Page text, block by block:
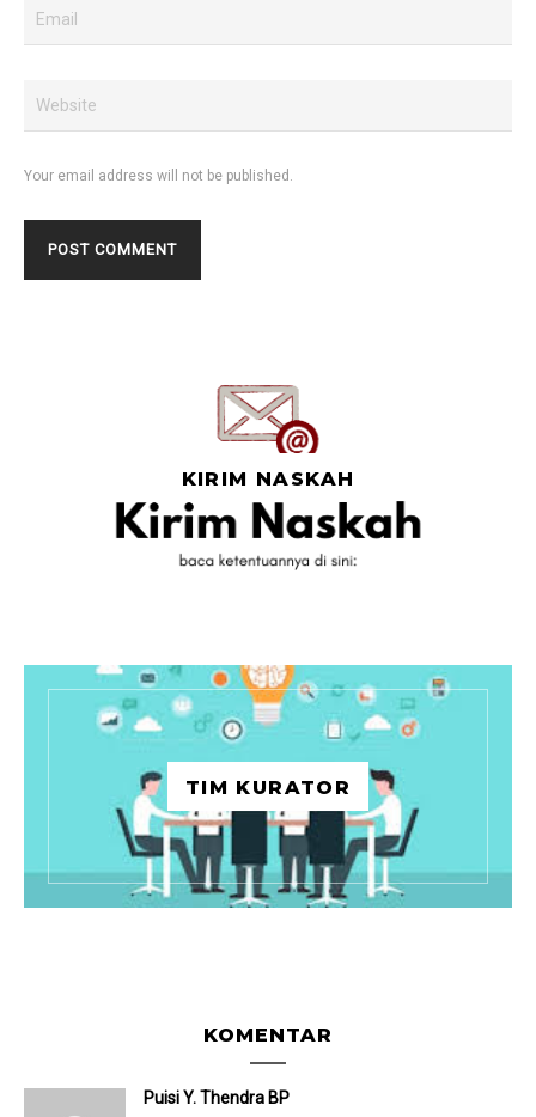
Your email address will not be published.
KIRIM NASKAH
TIM KURATOR
KOMENTAR
Puisi Y. Thendra BP